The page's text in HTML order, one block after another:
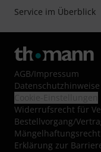
Service im Überblick
AGB/Impressum
Datenschutzhinweise
Widerrufsrecht für
Bestellvorgang/
Mängelhaftungsrecht
Erklärung zur